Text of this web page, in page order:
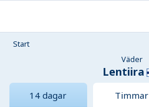
Start
Väder
Lentiira
14 dagar Timmar